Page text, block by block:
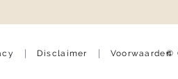
Disclaimer Voorwaarden
©